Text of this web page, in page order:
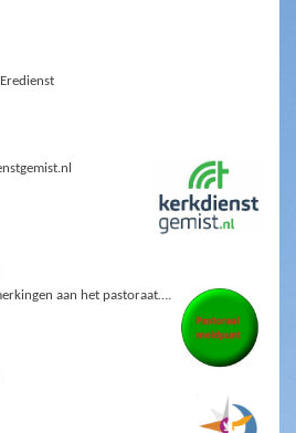
Eredienst
aan het pastoraat….